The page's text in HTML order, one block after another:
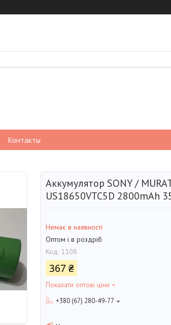
Контакты
Аккумулятор SONY /
US18650VTC5D 2800mAh
Немає в наявності
Оптом і в роздріб
Код: 1108
367 ₴
Показати оптові ціни
+380 (67) 280-49-77